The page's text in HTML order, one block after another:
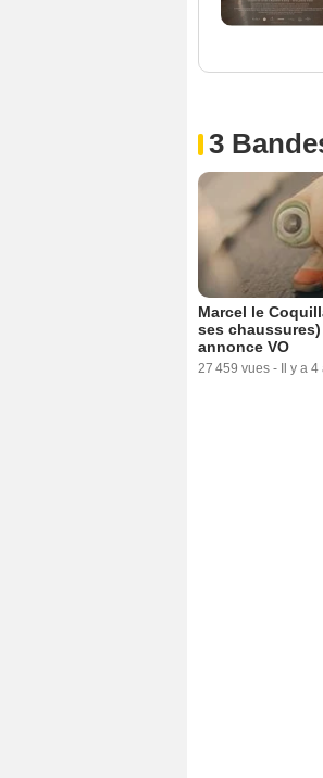
3
Marcel le
ses
annonce VO
27 459 vues - Il y a